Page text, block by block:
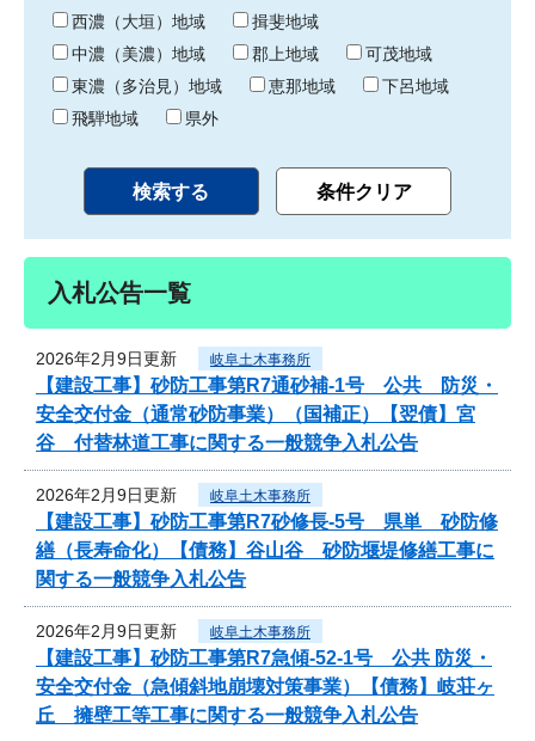
り 西濃（大垣）地域
揖斐地域
中濃（美濃）地域
郡上地域
可茂地域
東濃（多治見）地域
恵那地域
下呂地域
飛騨地域
県外
入札公告一覧
2026年2月9日更新 岐阜土木事務所
【建設工事】砂防工事第R7通砂補-1号 公共 防災・
安全交付金（通常砂防事業）（国補正）【翌債】宮
谷 付替林道工事に関する一般競争入札公告
2026年2月9日更新 岐阜土木事務所
【建設工事】砂防工事第R7砂修長-5号 県単 砂防修
繕（長寿命化）【債務】谷山谷 砂防堰堤修繕工事に
関する一般競争入札公告
2026年2月9日更新 岐阜土木事務所
【建設工事】砂防工事第R7急傾-52-1号 公共 防災・
安全交付金（急傾斜地崩壊対策事業）【債務】岐荘ヶ
丘 擁壁工等工事に関する一般競争入札公告